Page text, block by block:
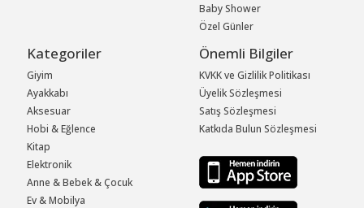
Baby Shower
Özel Günler
Kategoriler
Giyim
Ayakkabı
Aksesuar
Hobi & Eğlence
Kitap
Elektronik
Anne & Bebek & Çocuk
Ev & Mobilya
Önemli Bilgiler
KVKK ve Gizlilik Politikası
Üyelik Sözleşmesi
Satış Sözleşmesi
Katkıda Bulun Sözleşmesi